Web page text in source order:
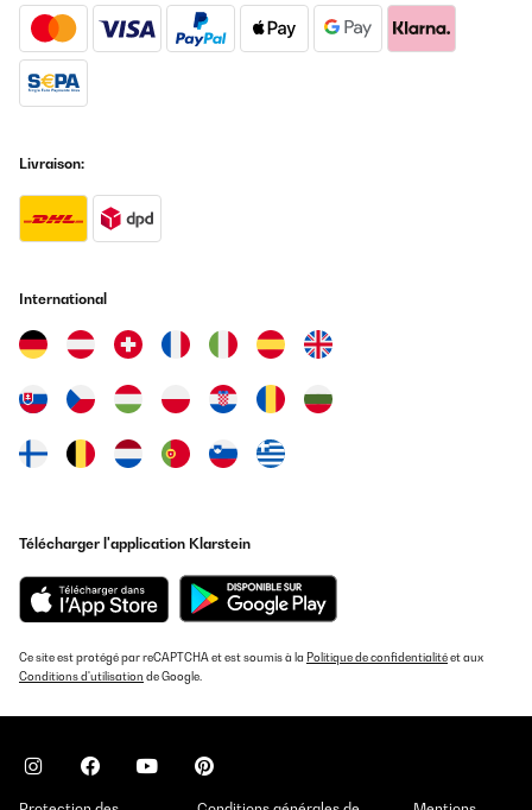
Livraison:
International
Télécharger l'application Klarstein
Ce site est protégé par reCAPTCHA et est soumis à la Politique de confidentialitéet aux
Conditions d'utilisation de Google.